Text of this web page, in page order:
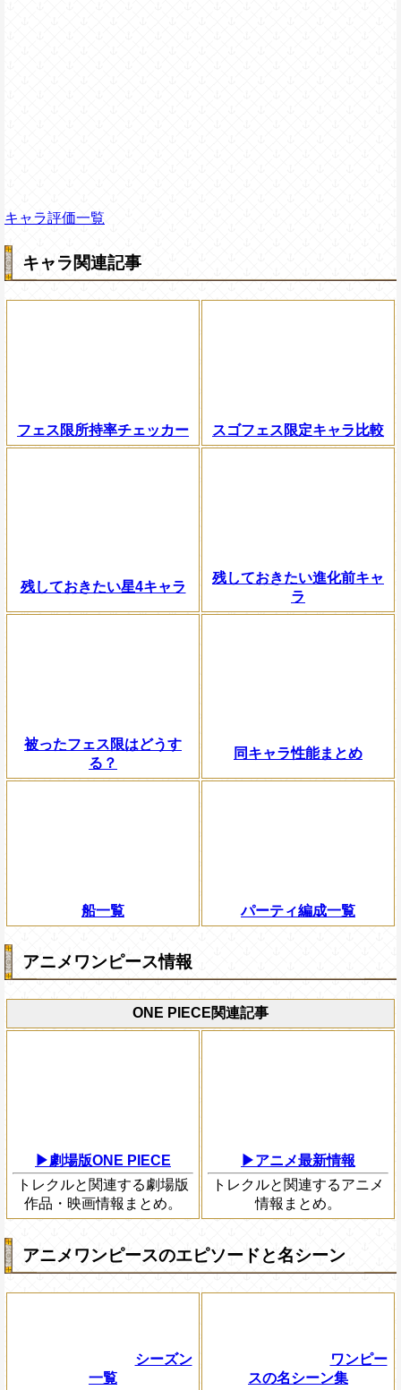
キャラ評価一覧
キャラ関連記事
フェス限所持率チェッカー スゴフェス限定キャラ比較
残しておきたい星4キャラ
残しておきたい進化前キャ
ラ
被ったフェス限はどうす
る？
同キャラ性能まとめ
船一覧 パーティ編成一覧
アニメワンピース情報
ONE PIECE関連記事
▶劇場版ONE PIECE
トレクルと関連する劇場版
作品・映画情報まとめ。
▶アニメ最新情報
トレクルと関連するアニメ
情報まとめ。
アニメワンピースのエピソードと名シーン
シーズン
一覧
ワンピー
スの名シーン集